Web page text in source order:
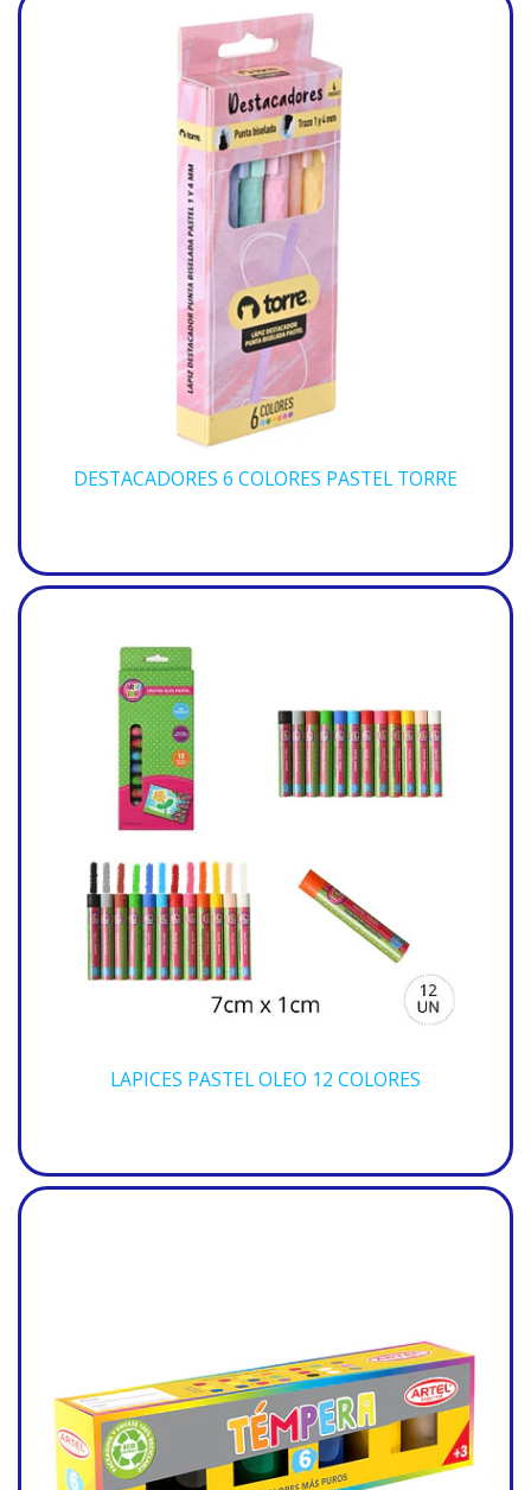
DESTACADORES 6 COLORES PASTEL TORRE
LAPICES PASTEL OLEO 12 COLORES